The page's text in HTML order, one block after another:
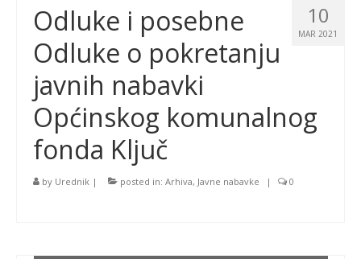
10
MAR 2021
Odluke i posebne
Odluke o pokretanju
javnih nabavki
Općinskog komunalnog
fonda Ključ
by Urednik | posted in: Arhiva, Javne nabavke | 0